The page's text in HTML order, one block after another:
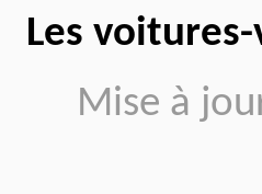
Les
Mise à